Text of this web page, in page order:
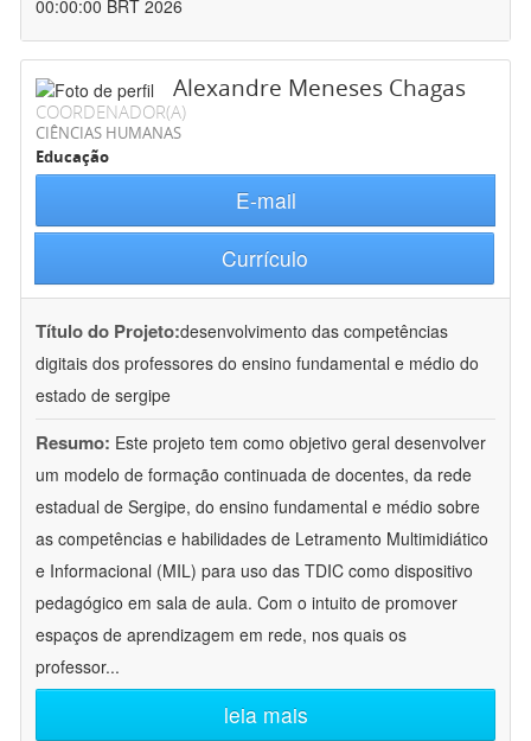
00:00:00 BRT 2026
Alexandre Meneses Chagas
COORDENADOR(A)
CIÊNCIAS HUMANAS
Educação
E-mail
Currículo
Título do Projeto:desenvolvimento das competências
digitais dos professores do ensino fundamental e médio do
estado de sergipe
Resumo: Este projeto tem como objetivo geral desenvolver
um modelo de formação continuada de docentes, da rede
estadual de Sergipe, do ensino fundamental e médio sobre
as competências e habilidades de Letramento Multimidiático
e Informacional (MIL) para uso das TDIC como dispositivo
pedagógico em sala de aula. Com o intuito de promover
espaços de aprendizagem em rede, nos quais os
professor...
leia mais